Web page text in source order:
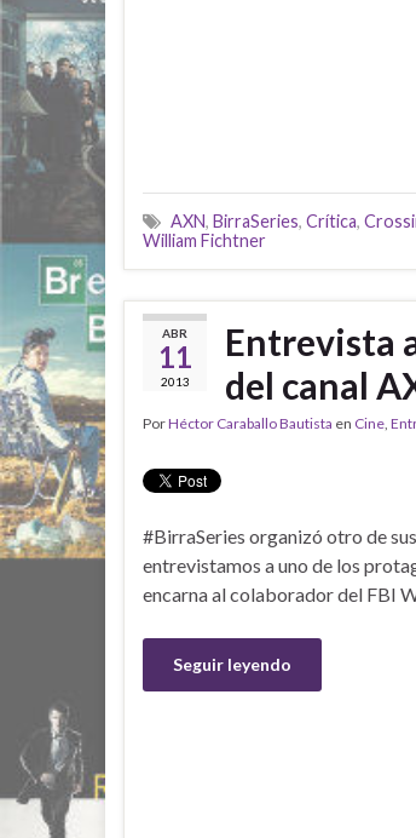
AXN, BirraSeries, Crítica,
William Fichtner
ABR
11
2013
Entrevista
del canal
PorHéctor Caraballo Bautista en Cine
#BirraSeries organizó otro de
entrevistamos a uno de los
encarna al colaborador del FBI
Seguir leyendo